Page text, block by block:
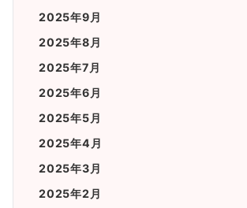
2025年9月
2025年8月
2025年7月
2025年6月
2025年5月
2025年4月
2025年3月
2025年2月